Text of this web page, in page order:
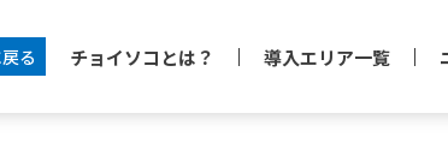
る チョイソコとは？ 導入エリア一覧